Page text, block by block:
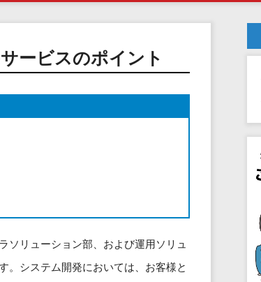
ービスのポイント
ソリューション部、および運用ソリュ
。システム開発においては、お客様と